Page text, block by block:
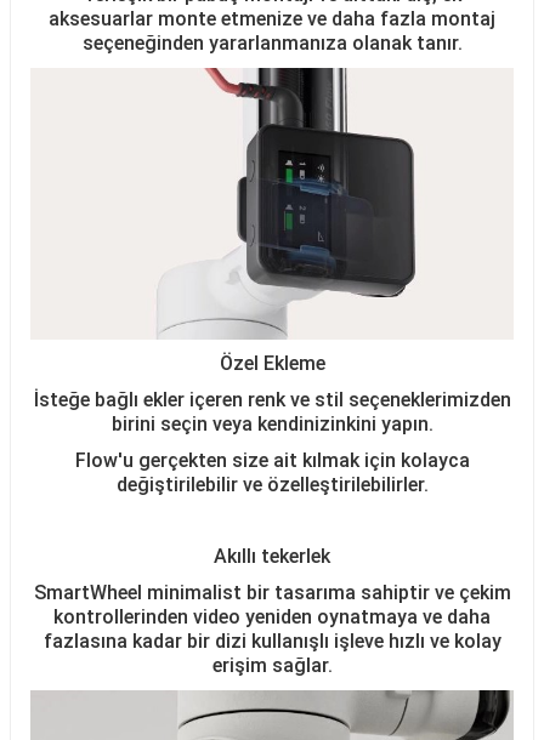
aksesuarlar monte etmenize ve daha fazla montaj
seçeneğinden yararlanmanıza olanak tanır.
Özel Ekleme
İsteğe bağlı ekler içeren renk ve stil seçeneklerimizden
birini seçin veya kendinizinkini yapın.
Flow'u gerçekten size ait kılmak için kolayca
değiştirilebilir ve özelleştirilebilirler.
Akıllı tekerlek
SmartWheel minimalist bir tasarıma sahiptir ve çekim
kontrollerinden video yeniden oynatmaya ve daha
fazlasına kadar bir dizi kullanışlı işleve hızlı ve kolay
erişim sağlar.